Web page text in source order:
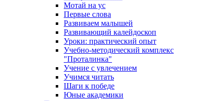
Мотай на ус
Первые слова
Развиваем малышей
Развивающий калейдоскоп
Уроки: практический опыт
Учебно-методический комплекс
"Проталинка"
Учение с увлечением
Учимся читать
Шаги к победе
Юные академики